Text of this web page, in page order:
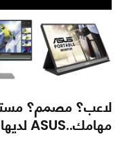
لاعب؟ مصمم؟
مهامك..ASUS لديها الشاشة المناسبة لك